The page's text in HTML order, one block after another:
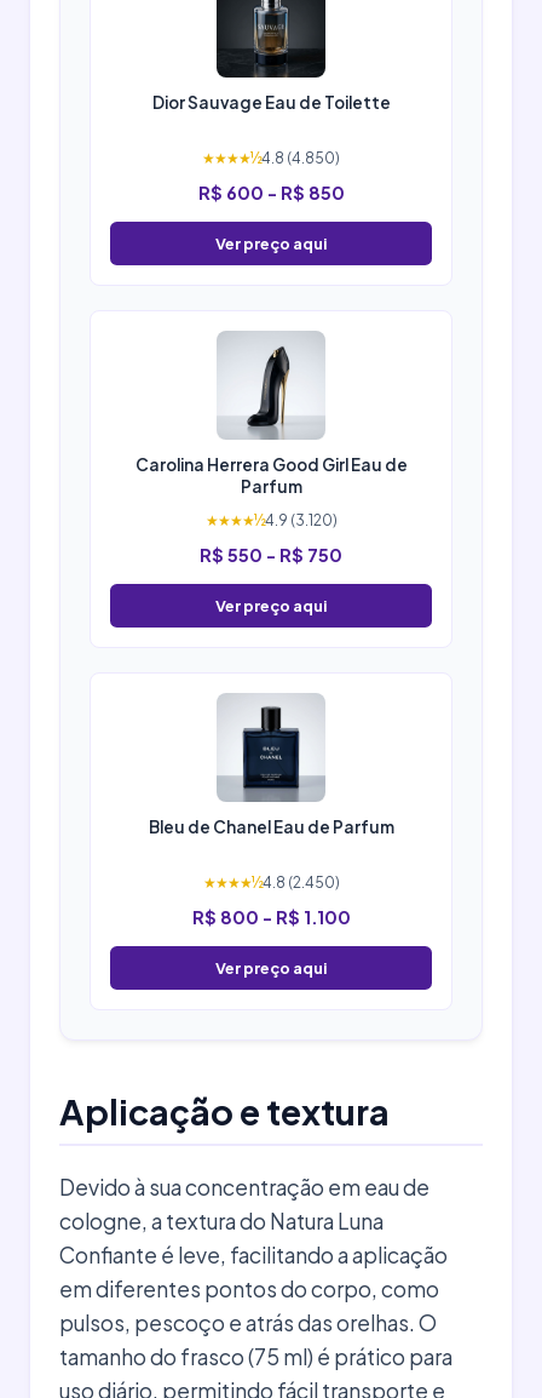
Dior Sauvage Eau de Toilette
★★★★½4.8 (4.850)
R$ 600 - R$ 850
Ver preço aqui
Carolina Herrera Good Girl Eau de
Parfum
★★★★½4.9 (3.120)
R$ 550 - R$ 750
Ver preço aqui
Bleu de Chanel Eau de Parfum
★★★★½4.8 (2.450)
R$ 800 - R$ 1.100
Ver preço aqui
Aplicação e textura
Devido à sua concentração em eau de
cologne, a textura do Natura Luna
Confiante é leve, facilitando a aplicação
em diferentes pontos do corpo, como
pulsos, pescoço e atrás das orelhas. O
tamanho do frasco (75 ml) é prático para
uso diário, permitindo fácil transporte e